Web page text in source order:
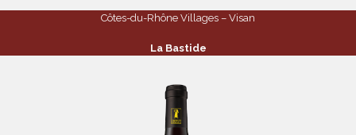
Côtes-du-Rhône Villages – Visan
La Bastide